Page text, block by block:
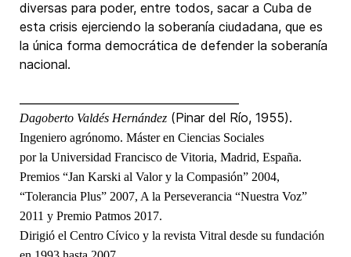
diversas para poder, entre todos, sacar a Cuba de
esta crisis ejerciendo la soberanía ciudadana, que es
la única forma democrática de defender la soberanía
nacional.
Dagoberto Valdés Hernández (Pinar del Río, 1955).
Ingeniero agrónomo. Máster en Ciencias Sociales
por la Universidad Francisco de Vitoria, Madrid, España.
Premios “Jan Karski al Valor y la Compasión” 2004,
“Tolerancia Plus” 2007, A la Perseverancia “Nuestra Voz”
2011 y Premio Patmos 2017.
Dirigió el Centro Cívico y la revista Vitral desde su fundación